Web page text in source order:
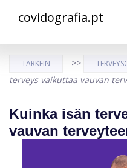
covidografia.pt
TÄRKEIN >>
terveys vaikuttaa vauvan
Kuinka isän
vauvan